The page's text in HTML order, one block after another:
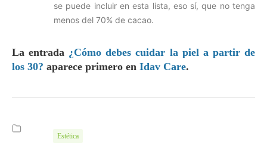
se puede incluir en esta lista, eso sí, que no tenga
menos del 70% de cacao.
La entrada ¿Cómo debes cuidar la piel a partir de
los 30? aparece primero en Idav Care.
Estética